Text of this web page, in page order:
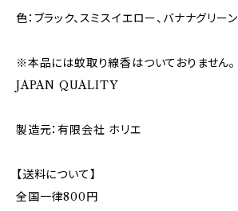
色：ブラック、スミスイエロー、バナナグリーン
※本品には蚊取り線香はついておりません。
JAPAN QUALITY
製造元：有限会社 ホリエ
【送料について】
全国一律800円